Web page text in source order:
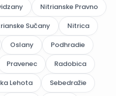
Nitrianske Pravno
Sučany
Nitrica
Oslany
Podhradie
Pravenec
Radobica
Lehota
Sebedražie